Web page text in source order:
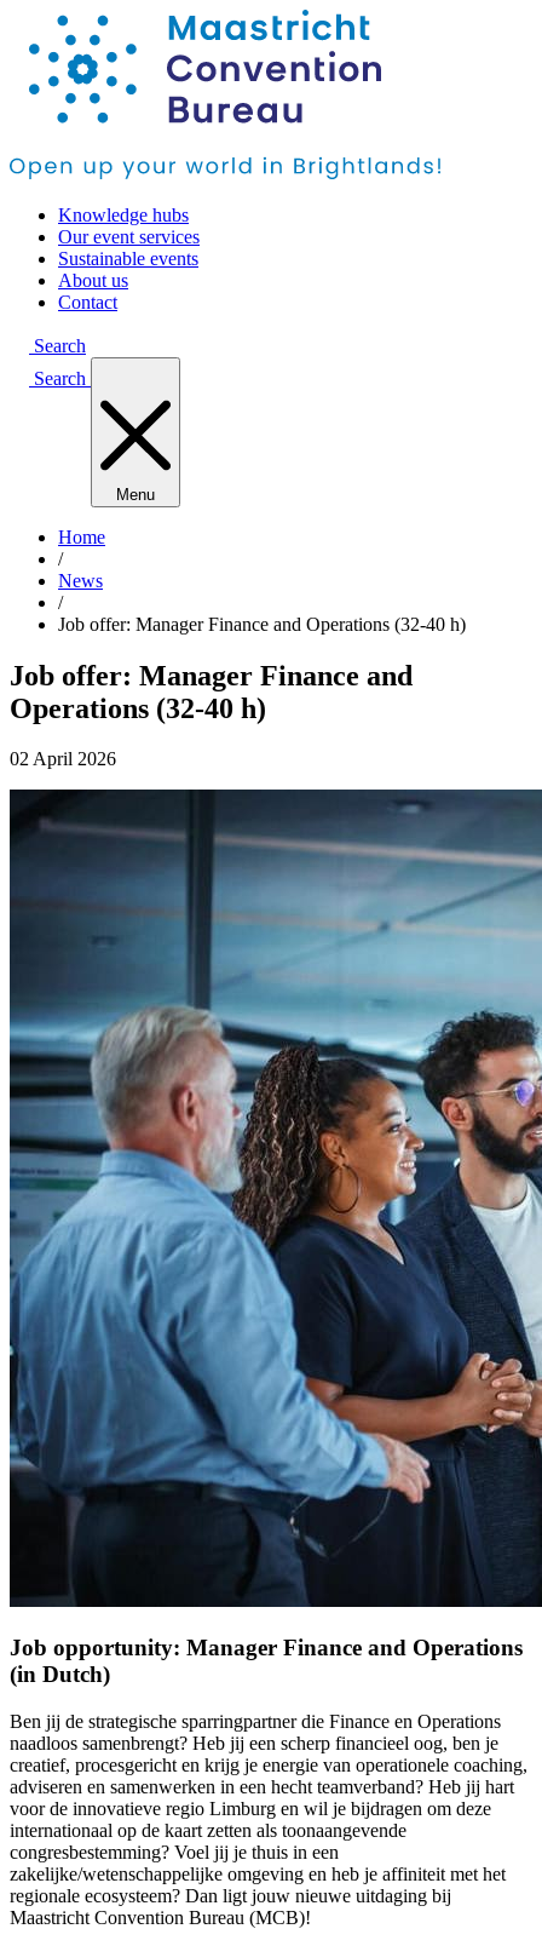
Knowledge hubs
Our event services
Sustainable events
About us
Contact
Search
Search
Menu
Home
/
News
/
Job offer: Manager Finance and Operations (32-40 h)
Job offer: Manager Finance and
Operations (32-40 h)
02 April 2026
Job opportunity: Manager Finance and Operations
(in Dutch)
Ben jij de strategische sparringpartner die Finance en Operations
naadloos samenbrengt? Heb jij een scherp financieel oog, ben je
creatief, procesgericht en krijg je energie van operationele coaching,
adviseren en samenwerken in een hecht teamverband? Heb jij hart
voor de innovatieve regio Limburg en wil je bijdragen om deze
internationaal op de kaart zetten als toonaangevende
congresbestemming? Voel jij je thuis in een
zakelijke/wetenschappelijke omgeving en heb je affiniteit met het
regionale ecosysteem? Dan ligt jouw nieuwe uitdaging bij
Maastricht Convention Bureau (MCB)!